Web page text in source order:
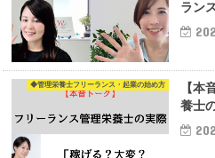
ラン
◆管理栄養士フリーランス・起業の始め方
【本
養士